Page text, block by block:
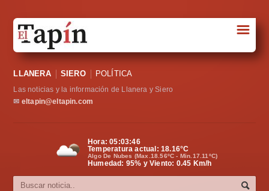
Sociedad
Política
Cultura
☰
LLANERA SIERO POLÍTICA
Las noticias y la información de Llanera y Siero
✉ eltapin@eltapin.com
Hora:05:03:46
Temperatura actual: 18.16°C
Algo De Nubes (Max.18.56ºC - Min.17.11ºC)
Humedad: 95% y Viento: 0.45 Km/h